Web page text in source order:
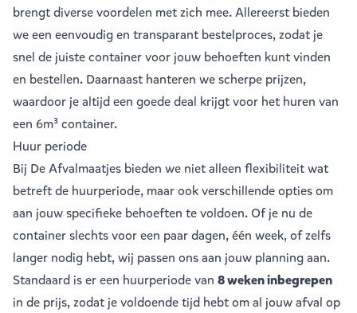
brengt diverse voordelen met zich mee. Allereerst bieden
we een eenvoudig en transparant bestelproces, zodat je
snel de juiste container voor jouw behoeften kunt vinden
en bestellen. Daarnaast hanteren we scherpe prijzen,
waardoor je altijd een goede deal krijgt voor het huren van
een 6m³ container.
Huur periode
Bij De Afvalmaatjes bieden we niet alleen flexibiliteit wat
betreft de huurperiode, maar ook verschillende opties om
aan jouw specifieke behoeften te voldoen. Of je nu de
container slechts voor een paar dagen, één week, of zelfs
langer nodig hebt, wij passen ons aan jouw planning aan.
Standaard is er een huurperiode van 8 weken inbegrepen
in de prijs, zodat je voldoende tijd hebt om al jouw afval op